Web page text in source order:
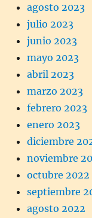
agosto 2023
julio 2023
junio 2023
mayo 2023
abril 2023
marzo 2023
febrero 2023
enero 2023
diciembre
noviembre
octubre 2022
septiembre
agosto 2022